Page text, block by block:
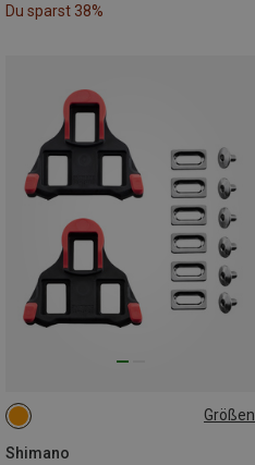
Du sparst 38%
Größen
Shimano
ONE SIZE